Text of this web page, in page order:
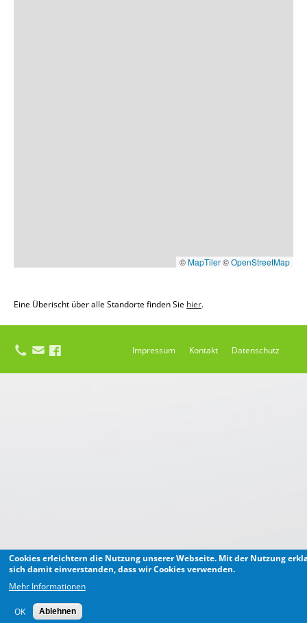
©MapTiler©OpenStreetMap
Eine Überischt über alle Standorte finden Sie hier.
Impressum Kontakt Datenschutz
Cookies erleichtern die Nutzung unserer Webseite. Mit der Nutzung
sich damit einverstanden, dass wir Cookies verwenden.
Mehr Informationen
OK Ablehnen